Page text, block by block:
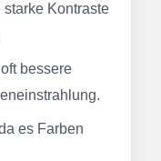
Kontraste
bessere
es Farben